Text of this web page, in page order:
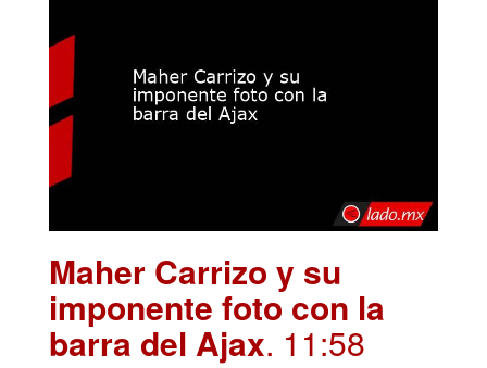
Maher Carrizo y su
imponente foto con la
barra del Ajax. 11:58